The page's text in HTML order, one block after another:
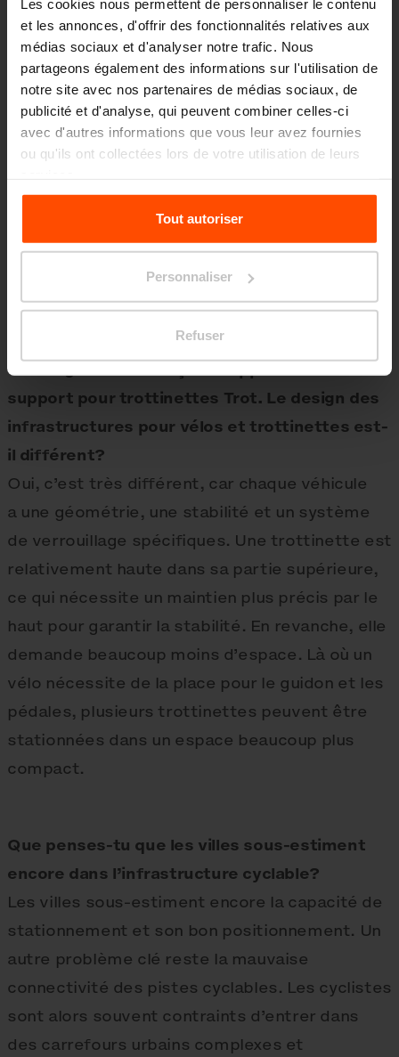
Les cookies nous permettent de personnaliser le contenu
et les annonces, d'offrir des fonctionnalités relatives aux
médias sociaux et d'analyser notre trafic. Nous
partageons également des informations sur l'utilisation de
notre site avec nos partenaires de médias sociaux, de
publicité et d'analyse, qui peuvent combiner celles-ci
avec d'autres informations que vous leur avez fournies
ou qu'ils ont collectées lors de votre utilisation de leurs
Pour plus d'informations, veuillez consulter le
sitePrinciples Relating to the Processing Personal
Tout autoriser
Personnaliser
Refuser
urbains. Il fonctionne très bien devant des
bureaux, des écoles, des cafés ou dans des
espaces publics récemment réaménagés où le
souci du détail est important. Il s’intègre aussi
parfaitement dans des rues historiques ou des
lieux où l’espace est limité. Dans ces cas, il est
voulions créer un support qui ne domine pas
Tu as également conçu le support Rider et le
support pour trottinettes Trot. Le design des
infrastructures pour vélos et trottinettes est-
il différent?
Oui, c’est très différent, car chaque véhicule
a une géométrie, une stabilité et un système
de verrouillage spécifiques. Une trottinette est
relativement haute dans sa partie supérieure,
ce qui nécessite un maintien plus précis par le
haut pour garantir la stabilité. En revanche, elle
demande beaucoup moins d’espace. Là où un
vélo nécessite de la place pour le guidon et les
pédales, plusieurs trottinettes peuvent être
stationnées dans un espace beaucoup plus
compact.
Que penses-tu que les villes sous-estiment
encore dans l’infrastructure cyclable?
Les villes sous-estiment encore la capacité de
stationnement et son bon positionnement. Un
autre problème clé reste la mauvaise
connectivité des pistes cyclables. Les cyclistes
sont alors souvent contraints d’entrer dans
des carrefours urbains complexes et